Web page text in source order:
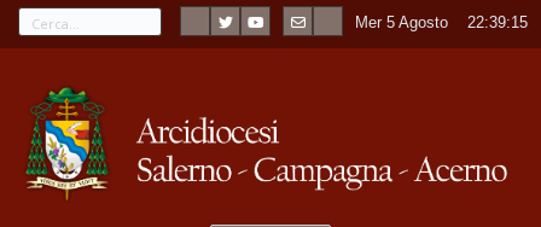
Mer 5 Agosto ----22:39:15